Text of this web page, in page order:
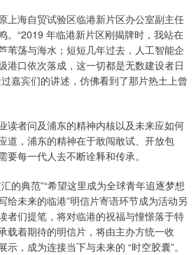
上海自贸试验区临港新片区办公室副主任
。“2019 年临港新片区刚揭牌时，我站在
苇荡与海水；短短几年过去，人工智能企
港口依次落成，这一切都是无数建设者日
嘉宾们的讲述，仿佛看到了那片热土上曾
读者问及浦东的精神内核以及未来应如何
道，浦东的精神在于敢闯敢试、开放包
每一代人去不断诠释和传承。
的典范”“希望这里成为全球青年追逐梦想
未来的临港”明信片寄语环节成为活动另
者们提笔，将对临港的祝福与憧憬落于特
载着期待的明信片，将由主办方统一收
，成为连接当下与未来的 “时空胶囊”。